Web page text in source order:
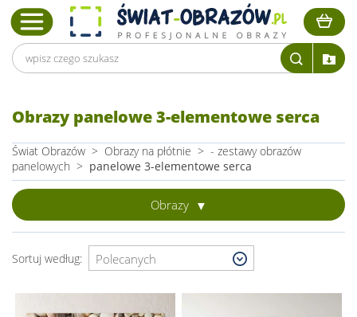
Obrazy panelowe 3-elementowe serca
Świat Obrazów > Obrazy na płótnie > - zestawy obrazów
panelowych > panelowe 3-elementowe serca
Obrazy
Sortuj według: